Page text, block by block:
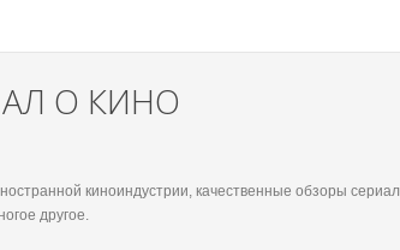
О КИНО
киноиндустрии, качественные обзоры
другое.